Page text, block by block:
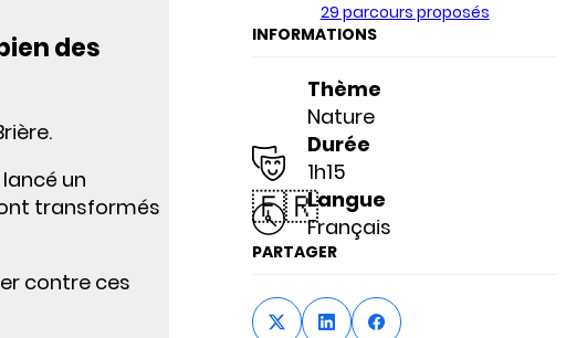
des
un
transformés
contre ces
29 parcours proposés
INFORMATIONS
Thème
Nature
Durée
1h15
🇫🇷Langue
Français
PARTAGER